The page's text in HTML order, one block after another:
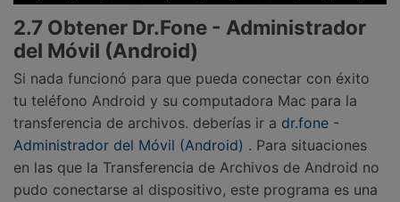
2.7 Obtener Dr.Fone - Administrador
del Móvil (Android)
Si nada funcionó para que pueda conectar con éxito
tu teléfono Android y su computadora Mac para la
transferencia de archivos. deberías ir a dr.fone -
Administrador del Móvil (Android) . Para situaciones
en las que la Transferencia de Archivos de Android no
pudo conectarse al dispositivo, este programa es una